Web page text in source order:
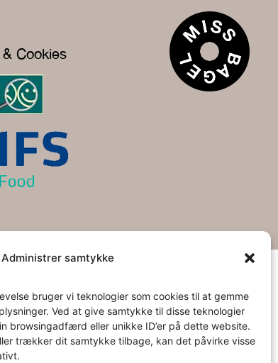
Administrer samtykke
bruger vi teknologier som cookies til at gemme
Ved at give samtykke til disse teknologier
browsingadfærd eller unikke ID’er på dette website.
trækker dit samtykke tilbage, kan det påvirke visse
Cookies